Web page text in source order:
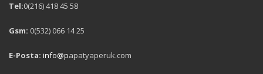
Tel:0(216) 418 45 58
Gsm: 0(532) 066 14 25
E-Posta: info@papatyaperuk.com